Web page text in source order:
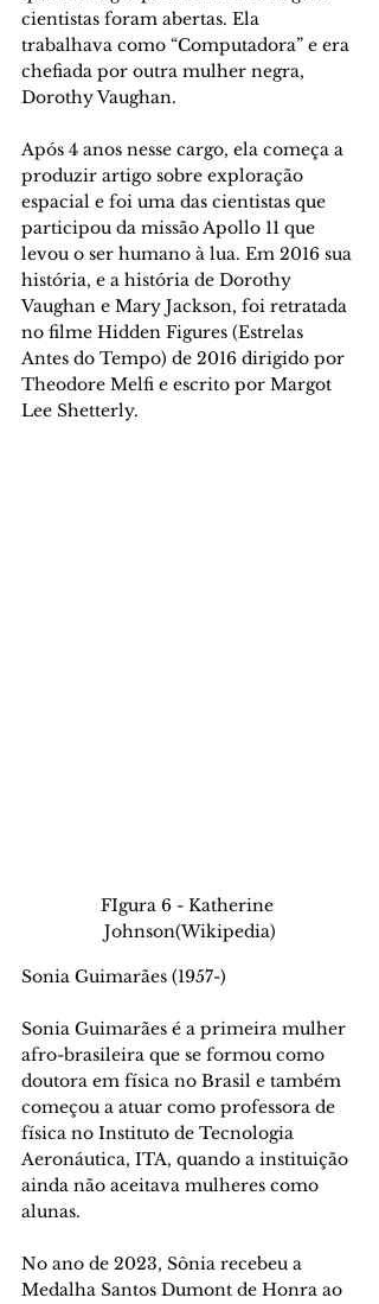
cientistas foram abertas. Ela
trabalhava como “Computadora” e era
chefiada por outra mulher negra,
Dorothy Vaughan.
Após 4 anos nesse cargo, ela começa a
produzir artigo sobre exploração
espacial e foi uma das cientistas que
participou da missão Apollo 11 que
levou o ser humano à lua. Em 2016 sua
história, e a história de Dorothy
Vaughan e Mary Jackson, foi retratada
no filme Hidden Figures (Estrelas
Antes do Tempo) de 2016 dirigido por
Theodore Melfi e escrito por Margot
Lee Shetterly.
FIgura 6 - Katherine
Johnson(Wikipedia)
Sonia Guimarães (1957-)
Sonia Guimarães é a primeira mulher
afro-brasileira que se formou como
doutora em física no Brasil e também
começou a atuar como professora de
física no Instituto de Tecnologia
Aeronáutica, ITA, quando a instituição
ainda não aceitava mulheres como
alunas.
No ano de 2023, Sônia recebeu a
Medalha Santos Dumont de Honra ao